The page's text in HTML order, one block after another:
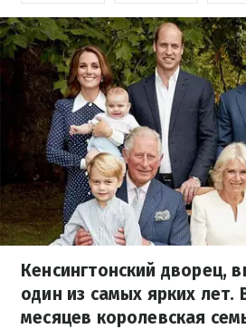
Кенсингтонский дворец,
один из самых ярких лет.
месяцев королевская